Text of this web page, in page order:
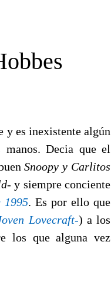
y es inexistente algún
manos. Decia que el
Snoopy y Carlitos
- y siempre conciente
1995. Es por ello que
Lovecraft-) a los
los que alguna vez